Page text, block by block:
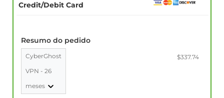
Credit/Debit Card
Resumo do pedido
CyberGhost
VPN - 26
meses
$337.74